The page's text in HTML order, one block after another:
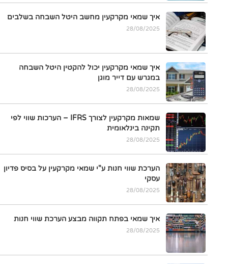
איך שמאי מקרקעין מחשב היטל השבחה בשלבים
28/08/2025
איך שמאי מקרקעין יכול להקטין היטל השבחה
במגרש עם דייר מוגן
28/08/2025
שמאות מקרקעין לצורך IFRS – הערכות שווי לפי
תקינה בינלאומית
28/08/2025
הערכת שווי חנות ע"י שמאי מקרקעין על בסיס פדיון
עסקי
28/08/2025
איך שמאי בפתח תקווה מבצע הערכת שווי חנות
28/08/2025